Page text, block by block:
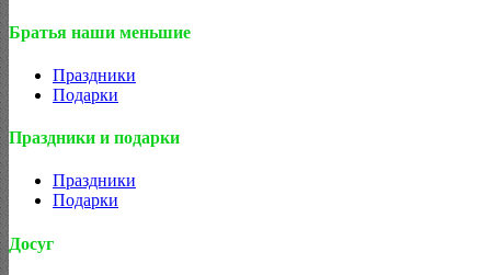
Братья наши меньшие
Праздники
Подарки
Праздники и подарки
Праздники
Подарки
Досуг